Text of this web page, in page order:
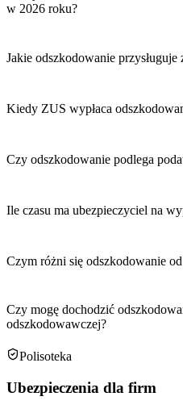
w 2026 roku?
Jakie odszkodowanie przysługuje
Kiedy ZUS wypłaca
Czy odszkodowanie podlega
Ile czasu ma ubezpieczyciel na
Czym różni się odszkodowanie
Czy mogę dochodzić
odszkodowawczej?
Polisoteka
Ubezpieczenia dla firm